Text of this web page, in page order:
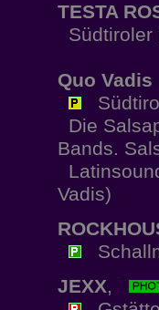
TESTA
Südtiroler
Quo Vadis
Die
Bands.
Vadis)
JEXX,